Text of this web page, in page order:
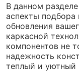
В данном
аспекты
обновления
каркасной
компонентов не
надежность
теплый и уютный